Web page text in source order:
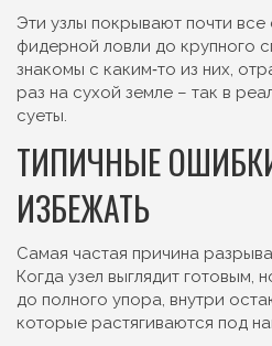
Эти узлы покрывают почти все
фидерной ловли до крупного
знакомы с каким‑то из них,
раз на сухой земле – так в
суеты.
ТИПИЧНЫЕ
ИЗБЕЖАТЬ
Самая частая причина
Когда узел выглядит готовым,
до полного упора, внутри
которые растягиваются под